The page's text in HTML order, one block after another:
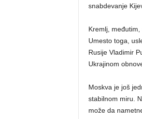
snabdevanje
Kremlj,
Umesto toga,
Rusije Vladimir
Ukrajinom
Moskva je još
stabilnom miru.
može da